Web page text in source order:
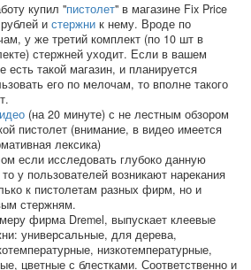
купил "пистолет" в магазине Fix Price
и стержни к нему. Вроде по
у же третий комплект (по 10 шт в
стержней уходит. Если в вашем
есть такой магазин, и планируется
его по мелочам, то вполне такого
(на 20 минуте) с не лестным обзором
пистолет (внимание, в видео имеется
лексика)
если исследовать глубоко данную
у пользователей возникают нарекания
к пистолетам разных фирм, но и
стержням.
фирма Dremel, выпускает клеевые
универсальные, для дерева,
низкотемпературные,
цветные с блестками. Соответственно и